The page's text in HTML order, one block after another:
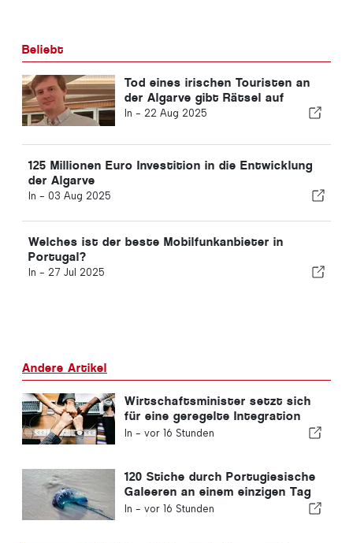
Beliebt
Tod eines irischen Touristen an
der Algarve gibt Rätsel auf
In - 22 Aug 2025
125 Millionen Euro Investition in die Entwicklung
der Algarve
In - 03 Aug 2025
Welches ist der beste Mobilfunkanbieter in
Portugal?
In - 27 Jul 2025
Andere Artikel
Wirtschaftsminister setzt sich
für eine geregelte Integration
ein und garantiert Einwanderern
In - vor 16 Stunden
120 Stiche durch Portugiesische
Galeeren an einem einzigen Tag
verzeichnet
In - vor 16 Stunden